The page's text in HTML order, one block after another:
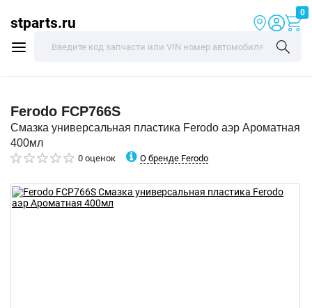
stparts.ru
0
Ferodo FCP766S
Смазка универсальная пластика Ferodo аэр Ароматная
400мл
0 оценок О бренде Ferodo